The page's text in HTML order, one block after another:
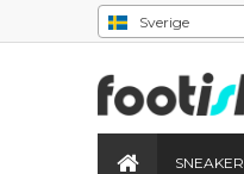
Sverige